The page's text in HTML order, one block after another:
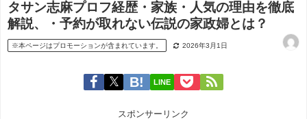
タサン志麻プロフ経歴・家族・人気の理由を徹底
解説、・予約が取れない伝説の家政婦とは？
※本ページはプロモーションが含まれています。 2026年3月1日
LINE
スポンサーリンク